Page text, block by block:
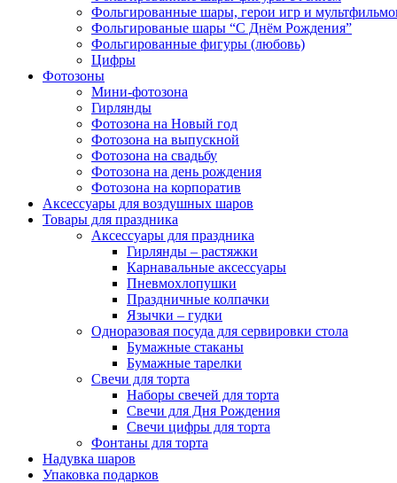
Фольгированные шары, герои игр и
Фольгированые шары “С Днём Рождения”
Фольгированные фигуры (любовь)
Цифры
Фотозоны
Мини-фотозона
Гирлянды
Фотозона на Новый год
Фотозона на выпускной
Фотозона на свадьбу
Фотозона на день рождения
Фотозона на корпоратив
Аксессуары для воздушных шаров
Товары для праздника
Аксессуары для праздника
Гирлянды – растяжки
Карнавальные аксессуары
Пневмохлопушки
Праздничные колпачки
Язычки – гудки
Одноразовая посуда для сервировки стола
Бумажные стаканы
Бумажные тарелки
Свечи для торта
Наборы свечей для торта
Свечи для Дня Рождения
Свечи цифры для торта
Фонтаны для торта
Надувка шаров
Упаковка подарков